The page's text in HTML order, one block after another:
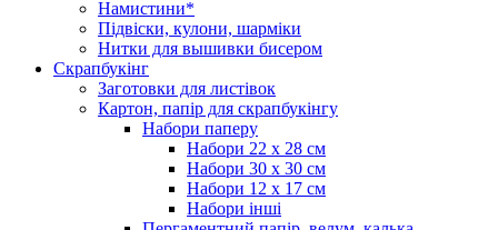
Намистини*
Підвіски, кулони, шарміки
Нитки для вышивки бисером
Скрапбукінг
Заготовки для листівок
Картон, папір для скрапбукінгу
Набори паперу
Набори 22 х 28 см
Набори 30 х 30 см
Набори 12 х 17 см
Набори інші